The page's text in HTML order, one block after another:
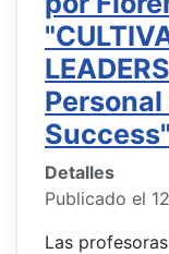
Success"
Detalles
Publicado el
Las